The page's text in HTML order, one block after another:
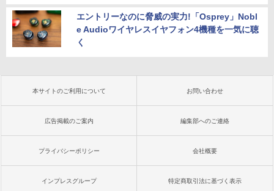
エントリーなのに脅威の実力!「Osprey」Nobl
e Audioワイヤレスイヤフォン4機種を一気に聴
く
本サイトのご利用について お問い合わせ
広告掲載のご案内 編集部へのご連絡
プライバシーポリシー 会社概要
インプレスグループ 特定商取引法に基づく表示